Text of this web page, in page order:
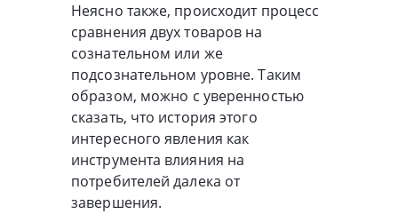
Неясно также, происходит процесс
сравнения двух товаров на
сознательном или же
подсознательном уровне. Таким
образом, можно с уверенностью
сказать, что история этого
интересного явления как
инструмента влияния на
потребителей далека от
завершения.